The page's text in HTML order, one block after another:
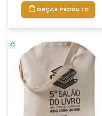
ORÇAR PRODUTO